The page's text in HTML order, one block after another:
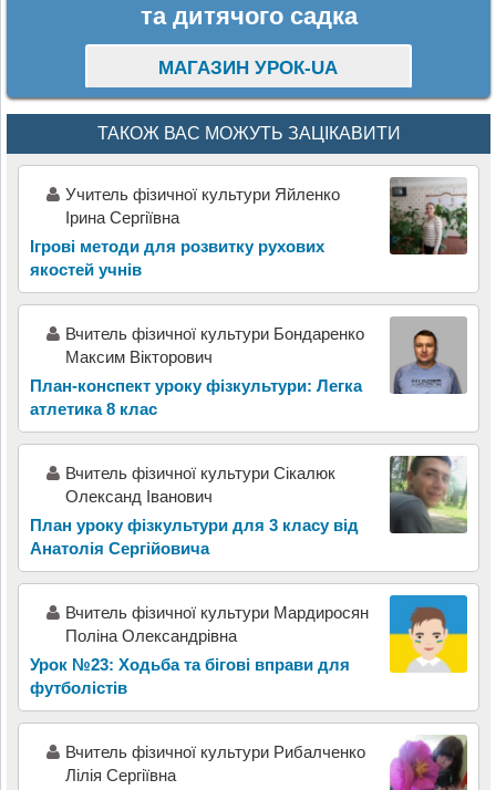
та дитячого садка
МАГАЗИН УРОК-UA
ТАКОЖ ВАС МОЖУТЬ ЗАЦІКАВИТИ
Учитель фізичної культури Яйленко
Ірина Сергіївна
Ігрові методи для розвитку рухових
якостей учнів
Вчитель фізичної культури Бондаренко
Максим Вікторович
План-конспект уроку фізкультури: Легка
атлетика 8 клас
Вчитель фізичної культури Сікалюк
Олександ Іванович
План уроку фізкультури для 3 класу від
Анатолія Сергійовича
Вчитель фізичної культури Мардиросян
Поліна Олександрівна
Урок №23: Ходьба та бігові вправи для
футболістів
Вчитель фізичної культури Рибалченко
Лілія Сергіївна